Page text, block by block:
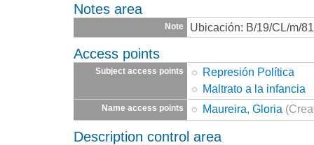
Notes area
Note Ubicación: B/19/CL/m/
Access points
Subject access points
Represión Política
Maltrato a la infancia
Name access points Maureira, Gloria
Description control area